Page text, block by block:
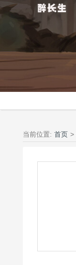
当前位置: 首页 >